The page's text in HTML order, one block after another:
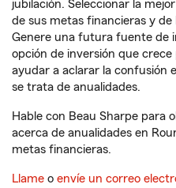
jubilación. Seleccionar la
de sus metas financieras y
Genere una futura fuente de
opción de inversión que
ayudar a aclarar la confusión
se trata de anualidades.
Hable con Beau Sharpe para
acerca de anualidades en
metas financieras.
Llame o envíe un correo